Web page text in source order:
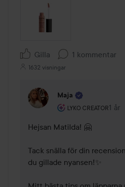
Gilla 1 kommentar
1632 visningar
Maja
LYKO CREATOR
Användarens roll:1 år
Hejsan Matilda! 🤗
Tack snälla för din
du gillade nyansen!✨